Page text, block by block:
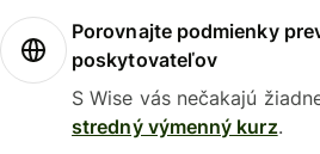
Porovnajte podmienky
poskytovateľov
S Wise vás nečakajú
stredný výmenný kurz.